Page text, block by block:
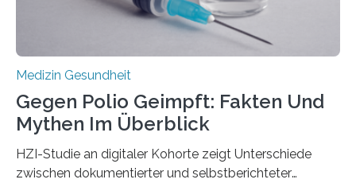
Stiftung unterstützte das Projekt…
Medizin Gesundheit
Gegen Polio Geimpft: Fakten Und
Mythen Im Überblick
HZI-Studie an digitaler Kohorte zeigt Unterschiede
zwischen dokumentierter und selbstberichteter